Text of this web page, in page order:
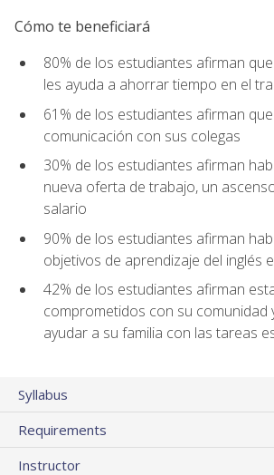
Cómo te beneficiará
80% de los estudiantes afirman
les ayuda a ahorrar tiempo en el
61% de los estudiantes afirman
comunicación con sus colegas
30% de los estudiantes afirman
nueva oferta de trabajo, un
salario
90% de los estudiantes afirman
objetivos de aprendizaje del inglés
42% de los estudiantes afirman
comprometidos con su comunidad
ayudar a su familia con las tareas
Syllabus
Requirements
Instructor